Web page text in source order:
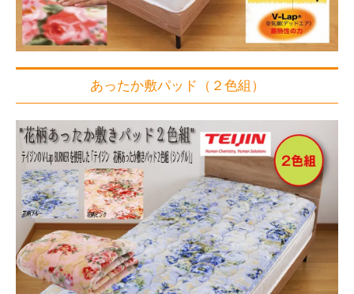
あったか敷パッド（２色組）